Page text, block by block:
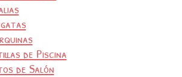
de Piscina
de Salón